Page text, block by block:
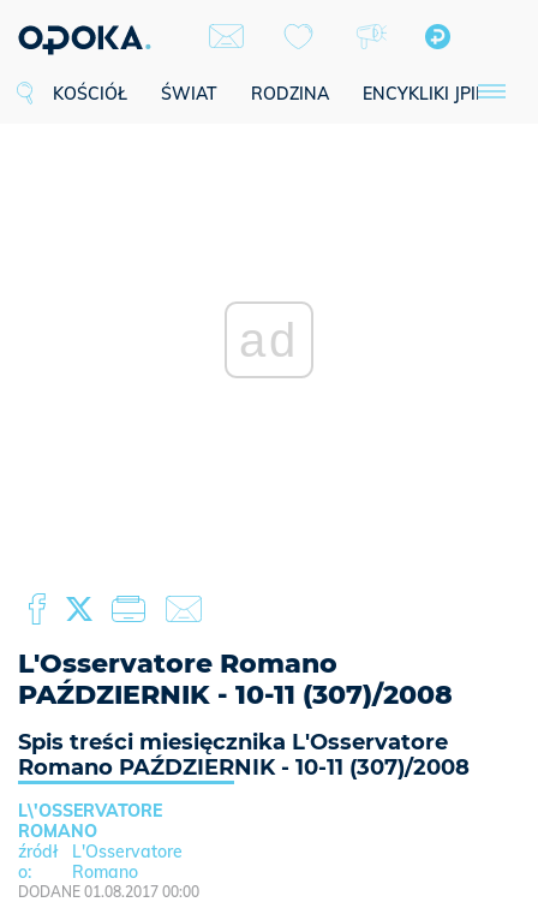
KOŚCIÓŁ ŚWIAT RODZINA ENCYKLIKI JPII
ad
L'Osservatore Romano
PAŹDZIERNIK - 10-11 (307)/2008
Spis treści miesięcznika L'Osservatore
Romano PAŹDZIERNIK - 10-11 (307)/2008
L\'OSSERVATORE
ROMANO
L'Osservatore
Romano
DODANE 01.08.2017 00:00